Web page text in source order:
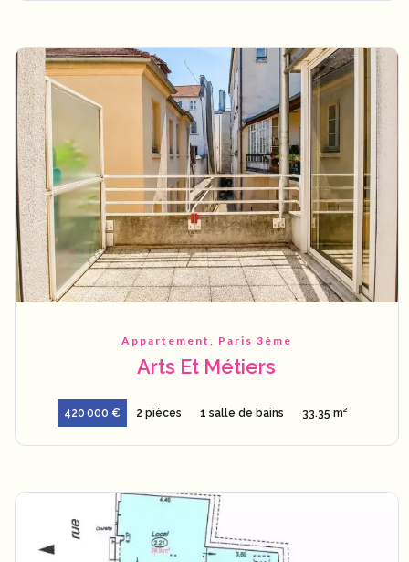
Appartement, Paris 3ème
Arts Et Métiers
420 000 € 2 pièces 1 salle de bains 33.35 m²